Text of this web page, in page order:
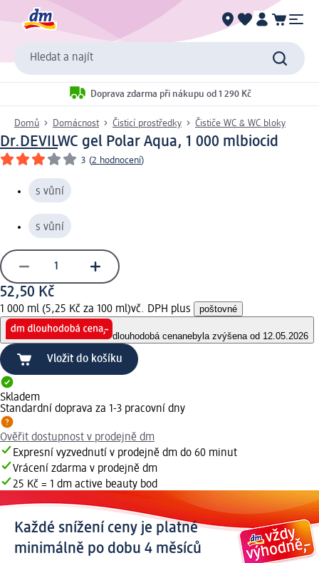
Hledat a najít
Doprava zdarma při nákupu od 1 290 Kč
Domů Domácnost Čisticí prostředky Čističe WC & WC bloky
Dr.DEVILWC gel Polar Aqua, 1 000 mlbiocid
3 (2 hodnocení)
s vůní
s vůní
52,50 Kč
1 000 ml (5,25 Kč za 100 ml)vč. DPH plus poštovné
dlouhodobá cenanebyla zvýšena od 12.05.2026
Vložit do košíku
Skladem
Standardní doprava za 1-3 pracovní dny
Ověřit dostupnost v prodejně dm
Expresní vyzvednutí v prodejně dm do 60 minut
Vrácení zdarma v prodejně dm
25 Kč = 1 dm active beauty bod
Každé snížení ceny je platné
minimálně po dobu 4 měsíců